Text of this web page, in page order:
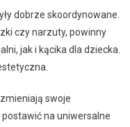
dobrze skoordynowane.
czy narzuty, powinny
jak i kącika dla dziecka.
swoje
na uniwersalne